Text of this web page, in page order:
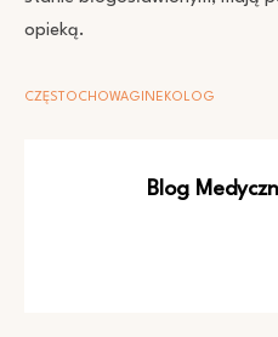
opieką.
CZĘSTOCHOWAGINEKOLOG
Blog